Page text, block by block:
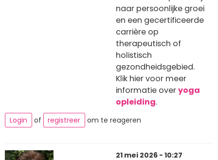
naar persoonlijke groei
en een gecertificeerde
carrière op
therapeutisch of
holistisch
gezondheidsgebied.
Klik hier voor meer
informatie overyoga
opleiding.
Login of registreer om te reageren
21 mei 2026 - 10:27